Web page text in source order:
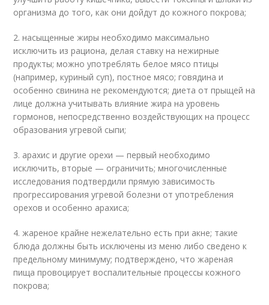
организма до того, как они дойдут до кожного покрова;
2. насыщенные жиры необходимо максимально
исключить из рациона, делая ставку на нежирные
продукты; можно употреблять белое мясо птицы
(например, куриный суп), постное мясо; говядина и
особенно свинина не рекомендуются; диета от прыщей на
лице должна учитывать влияние жира на уровень
гормонов, непосредственно воздействующих на процесс
образования угревой сыпи;
3. арахис и другие орехи — первый необходимо
исключить, вторые — ограничить; многочисленные
исследования подтвердили прямую зависимость
прогрессирования угревой болезни от употребления
орехов и особенно арахиса;
4. жареное крайне нежелательно есть при акне; такие
блюда должны быть исключены из меню либо сведено к
предельному минимуму; подтверждено, что жареная
пища провоцирует воспалительные процессы кожного
покрова;